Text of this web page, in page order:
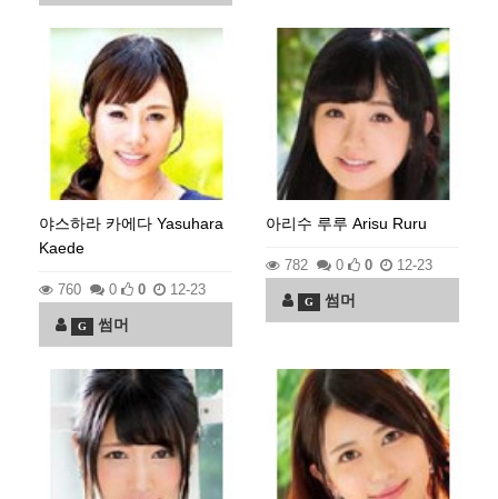
야스하라 카에다 Yasuhara
Kaede
760 0 0 12-23
G 썸머
아리수 루루 Arisu Ruru
782 0 0 12-23
G 썸머